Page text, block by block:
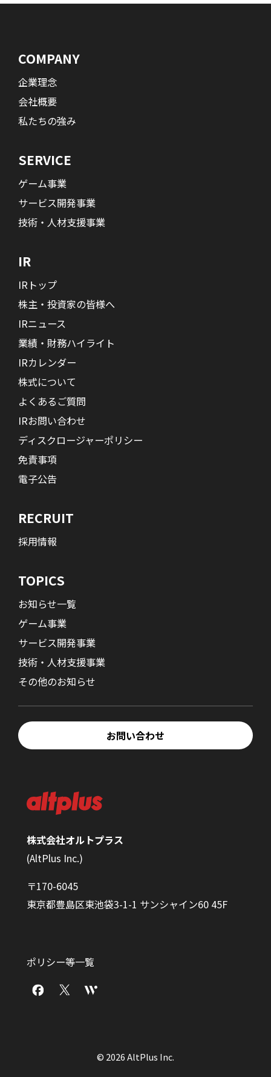
株式会社オルトプラス
(AltPlus Inc.)
〒170-6045
東京都豊島区東池袋3-1-1 サンシャイン60 45F
ポリシー等一覧
COMPANY
企業理念
会社概要
私たちの強み
SERVICE
ゲーム事業
サービス開発事業
技術・人材支援事業
IR
IRトップ
株主・投資家の皆様へ
IRニュース
業績・財務ハイライト
IRカレンダー
株式について
よくあるご質問
IRお問い合わせ
ディスクロージャーポリシー
免責事項
電子公告
RECRUIT
採用情報
TOPICS
お知らせ一覧
ゲーム事業
サービス開発事業
技術・人材支援事業
その他のお知らせ
お問い合わせ
© 2026 AltPlus Inc.